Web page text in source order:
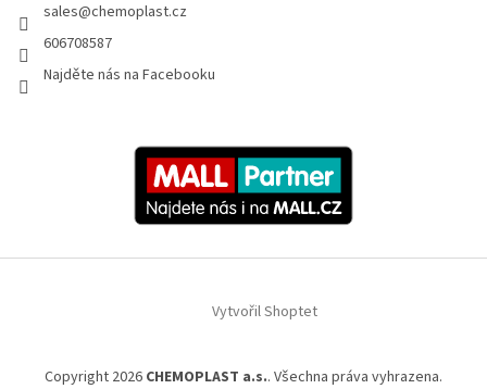
sales@chemoplast.cz
606708587
Najděte nás na Facebooku
Vytvořil Shoptet
Copyright 2026 CHEMOPLAST a.s.. Všechna práva vyhrazena.